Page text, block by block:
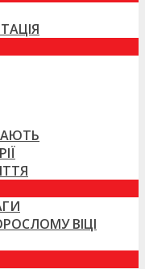
ВІЦІ